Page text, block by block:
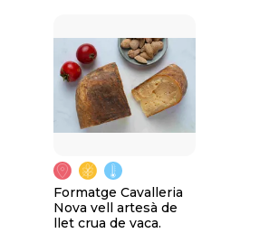
Formatge Cavalleria
Nova vell artesà de
llet crua de vaca.